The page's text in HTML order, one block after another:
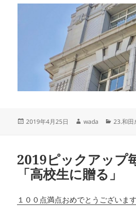
投
2019年4月25日
作
wada
カ
ー
23.和
2019ピックアップ
「高校生に贈る」
１００点満点おめでとうございま